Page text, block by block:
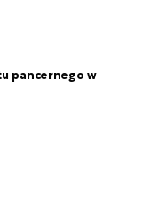
pancernego w